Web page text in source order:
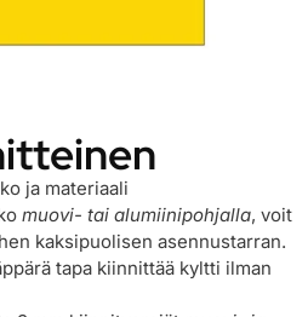
ja materiaali
muovi- tai alumiinipohjalla, voit
kaksipuolisen asennustarran.
tapa kiinnittää kyltti ilman